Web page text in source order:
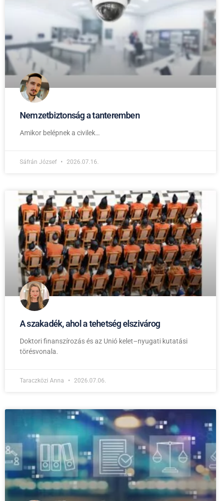
Nemzetbiztonság a tanteremben
Amikor belépnek a civilek…
Sáfrán József 2026.07.16.
A szakadék, ahol a tehetség elszivárog
Doktori finanszírozás és az Unió kelet–nyugati kutatási
törésvonala.
Taraczközi Anna 2026.07.06.